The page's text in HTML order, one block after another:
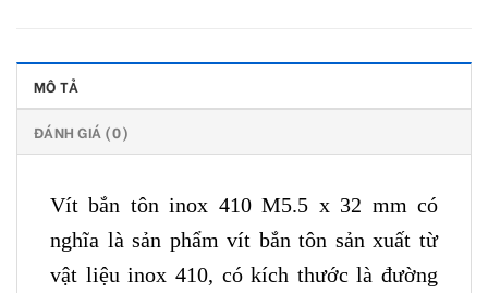
MÔ TẢ
ĐÁNH GIÁ (0)
Vít bắn tôn inox 410 M5.5 x 32 mm có
nghĩa là sản phẩm vít bắn tôn sản xuất từ
vật liệu inox 410, có kích thước là đường